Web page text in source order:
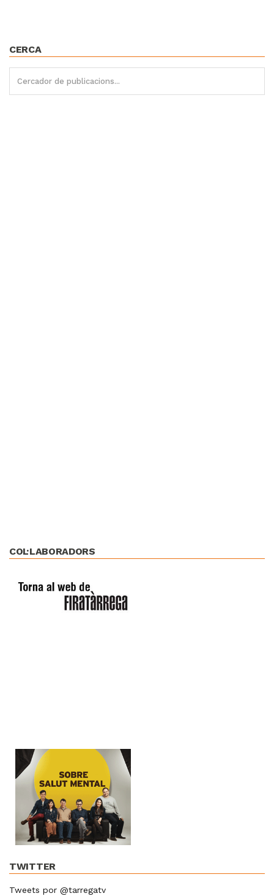
CERCA
COL·LABORADORS
TWITTER
Tweets por @tarregatv